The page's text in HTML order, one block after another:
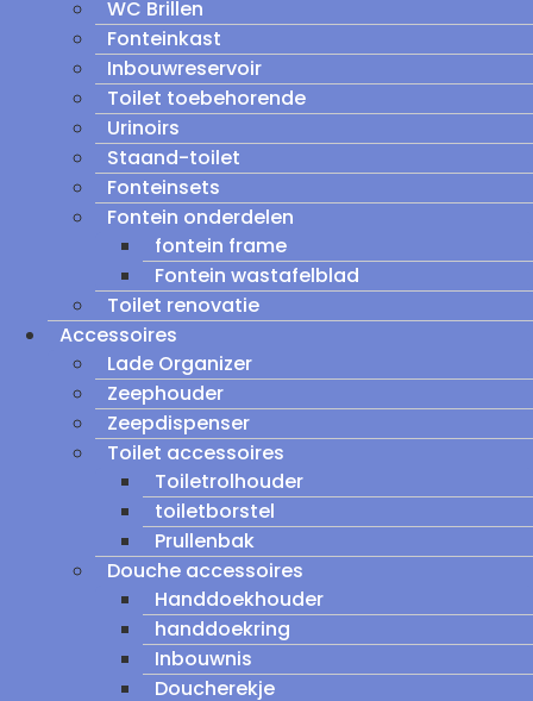
WC Brillen
Fonteinkast
Inbouwreservoir
Toilet toebehorende
Urinoirs
Staand-toilet
Fonteinsets
Fontein onderdelen
fontein frame
Fontein wastafelblad
Toilet renovatie
Accessoires
Lade Organizer
Zeephouder
Zeepdispenser
Toilet accessoires
Toiletrolhouder
toiletborstel
Prullenbak
Douche accessoires
Handdoekhouder
handdoekring
Inbouwnis
Doucherekje